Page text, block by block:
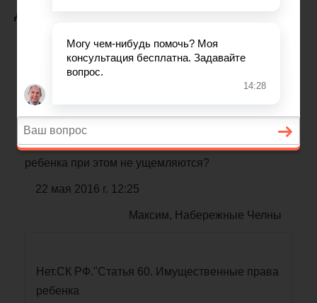
ДЕТИ И РОДИТЕЛИ
Отказ от доли в
приватизированной квартире
Квартира приватизирована на двоих, после
приватизации
одного из собственников, этот собственник хочет
отказаться от долив пользу другого, права
ребенка при этом не ущемляются?
22 мая 2016 г. 12:25
Максим, Набережные Челны
Нет.СК РФ."Статья 60. Имущественные права
ребенка